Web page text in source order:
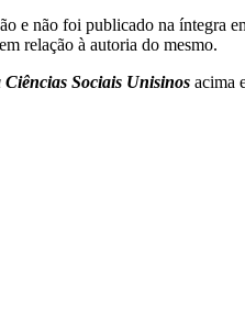
e não foi publicado na
relação à autoria do mesmo.
Ciências Sociais Unisinos acima